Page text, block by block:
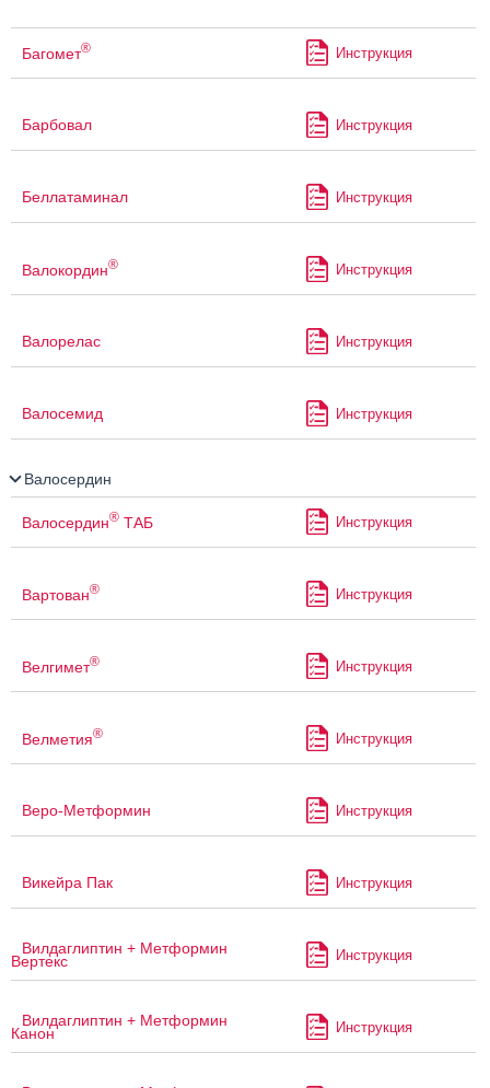
Багомет® Инструкция
Барбовал Инструкция
Беллатаминал Инструкция
Валокордин® Инструкция
Валорелас Инструкция
Валосемид Инструкция
Валосердин
Валосердин® ТАБ Инструкция
Вартован® Инструкция
Велгимет® Инструкция
Велметия® Инструкция
Веро-Метформин Инструкция
Викейра Пак Инструкция
Вилдаглиптин + Метформин
Вертекс Инструкция
Вилдаглиптин + Метформин
Канон Инструкция